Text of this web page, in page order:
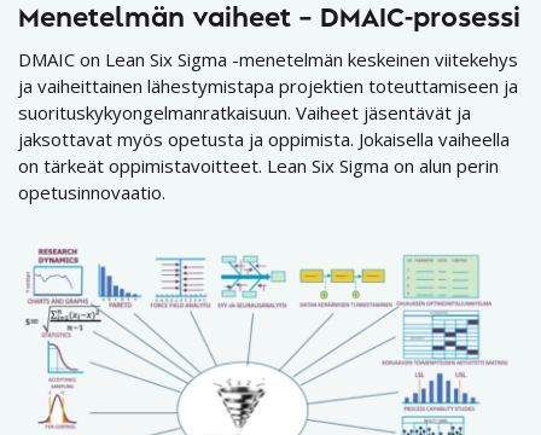
Menetelmän vaiheet – DMAIC-prosessi
DMAIC on Lean Six Sigma -menetelmän keskeinen viitekehys
ja vaiheittainen lähestymistapa projektien toteuttamiseen ja
suorituskykyongelmanratkaisuun. Vaiheet jäsentävät ja
jaksottavat myös opetusta ja oppimista. Jokaisella vaiheella
on tärkeät oppimistavoitteet. Lean Six Sigma on alun perin
opetusinnovaatio.